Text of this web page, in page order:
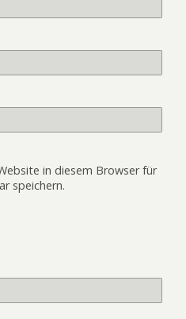
in diesem Browser für
speichern.